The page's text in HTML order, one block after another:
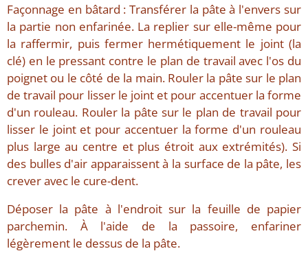
Façonnage en bâtard : Transférer la pâte à l'envers sur
la partie non enfarinée. La replier sur elle-même pour
la raffermir, puis fermer hermétiquement le joint (la
clé) en le pressant contre le plan de travail avec l'os du
poignet ou le côté de la main. Rouler la pâte sur le plan
de travail pour lisser le joint et pour accentuer la forme
d'un rouleau. Rouler la pâte sur le plan de travail pour
lisser le joint et pour accentuer la forme d'un rouleau
plus large au centre et plus étroit aux extrémités). Si
des bulles d'air apparaissent à la surface de la pâte, les
crever avec le cure-dent.
Déposer la pâte à l'endroit sur la feuille de papier
parchemin. À l'aide de la passoire, enfariner
légèrement le dessus de la pâte.